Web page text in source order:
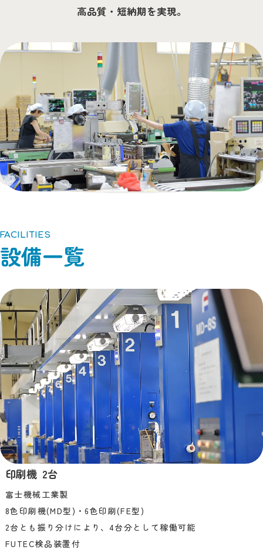
高品質・短納期を実現。
設備一覧
FACILITIES
印刷機 2台
富士機械工業製
8色印刷機(MD型)・6色印刷(FE型)
2台とも振り分けにより、4台分として稼働可能
FUTEC検品装置付